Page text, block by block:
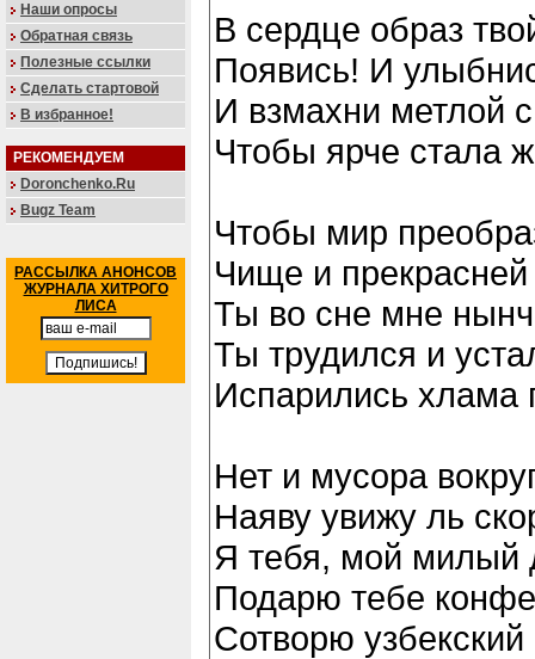
Наши опросы
Обратная связь
Полезные ссылки
Сделать стартовой
В избранное!
РЕКОМЕНДУЕМ
Doronchenko.Ru
Bugz Team
РАССЫЛКА АНОНСОВ
ЖУРНАЛА ХИТРОГО
ЛИСА
В сердце образ
Появись! И
И взмахни метлой
Чтобы ярче стала
Чтобы мир
Чище и прекрасней
Ты во сне мне
Ты трудился и
Испарились хлама
Нет и мусора
Наяву увижу ль
Я тебя, мой милый
Подарю тебе
Сотворю узбекский